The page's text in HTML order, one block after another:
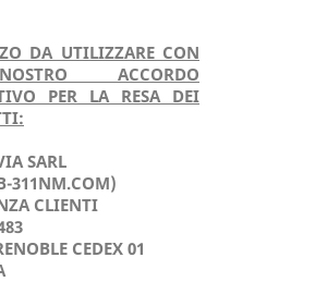
DA UTILIZZARE CON
ACCORDO
PER LA RESA DEI
SARL
311NM.COM)
CLIENTI
CEDEX 01